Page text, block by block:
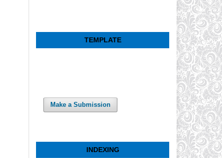
TEMPLATE
Make a Submission
INDEXING